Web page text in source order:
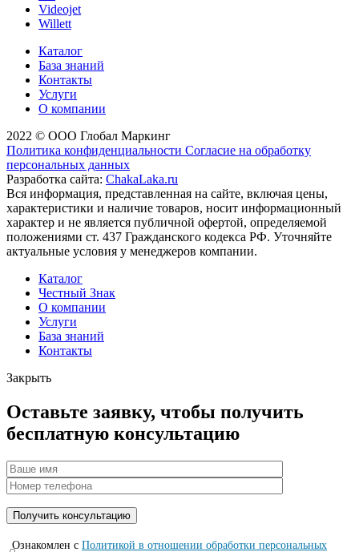
Videojet
Willett
Каталог
База знаний
Контакты
Услуги
О компании
2022 © ООО Глобал Маркинг
Политика конфиденциальности Согласие на обработку
персональных данных
Разработка сайта: ChakaLaka.ru
Вся информация, представленная на сайте, включая цены,
характеристики и наличие товаров, носит информационный
характер и не является публичной офертой, определяемой
положениями ст. 437 Гражданского кодекса РФ. Уточняйте
актуальные условия у менеджеров компании.
Каталог
Честный Знак
О компании
Услуги
База знаний
Контакты
Закрыть
Оставьте заявку, чтобы получить
бесплатную консультацию
Ознакомлен с Политикой в отношении обработки персональных